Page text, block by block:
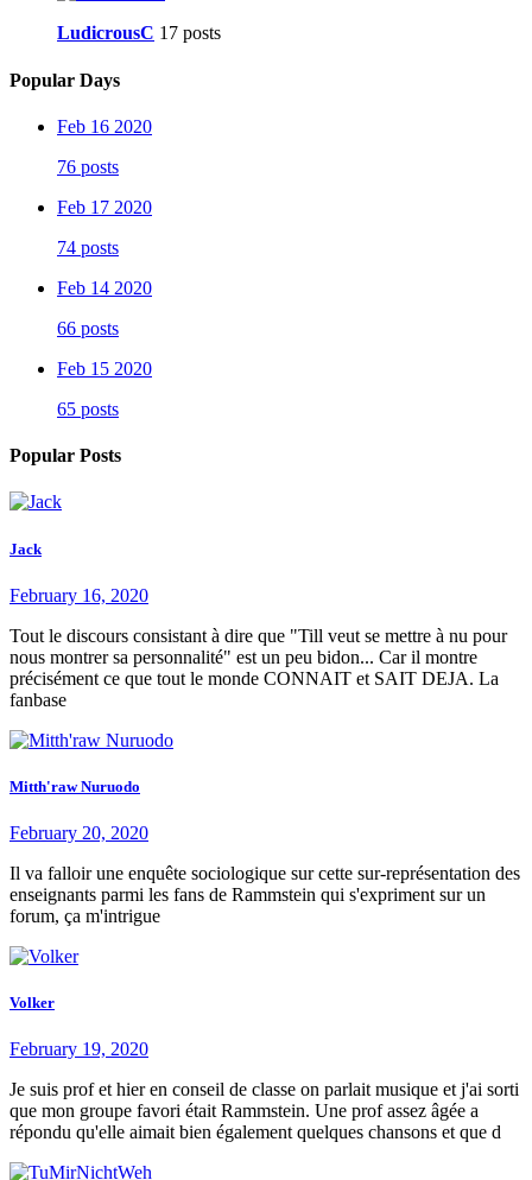
LudicrousC 17 posts
Popular Days
Feb 16 2020
76 posts
Feb 17 2020
74 posts
Feb 14 2020
66 posts
Feb 15 2020
65 posts
Popular Posts
Jack
February 16, 2020
Tout le discours consistant à dire que "Till veut se mettre à nu pour
nous montrer sa personnalité" est un peu bidon... Car il montre
précisément ce que tout le monde CONNAIT et SAIT DEJA. La
fanbase
Mitth'raw Nuruodo
February 20, 2020
Il va falloir une enquête sociologique sur cette sur-représentation des
enseignants parmi les fans de Rammstein qui s'expriment sur un
forum, ça m'intrigue
Volker
February 19, 2020
Je suis prof et hier en conseil de classe on parlait musique et j'ai sorti
que mon groupe favori était Rammstein. Une prof assez âgée a
répondu qu'elle aimait bien également quelques chansons et que d